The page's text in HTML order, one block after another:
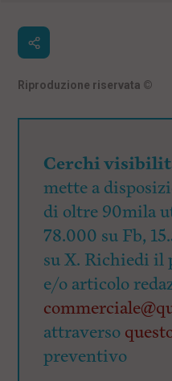
Riproduzione riservata ©
Cerchi
mette a
di oltre 90mila
78.000 su Fb,
su X. Richiedi il
e/o articolo
attraverso
preventivo